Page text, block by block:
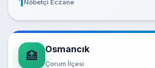
Nöbetçi Eczane
🏥 Osmancık
Çorum İlçesi